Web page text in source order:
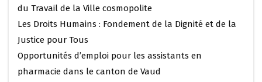
du Travail de la Ville cosmopolite
Les Droits Humains : Fondement de la Dignité et de la
Justice pour Tous
Opportunités d’emploi pour les assistants en
pharmacie dans le canton de Vaud